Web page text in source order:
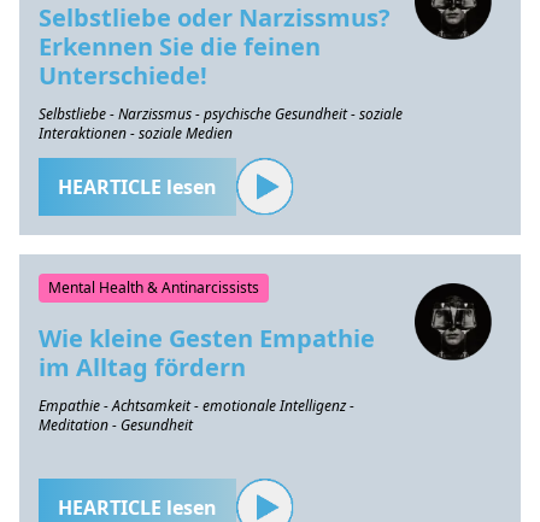
Selbstliebe oder Narzissmus?
Erkennen Sie die feinen
Unterschiede!
Selbstliebe - Narzissmus - psychische Gesundheit - soziale
Interaktionen - soziale Medien
HEARTICLE lesen
Mental Health & Antinarcissists
Wie kleine Gesten Empathie
im Alltag fördern
Empathie - Achtsamkeit - emotionale Intelligenz -
Meditation - Gesundheit
HEARTICLE lesen